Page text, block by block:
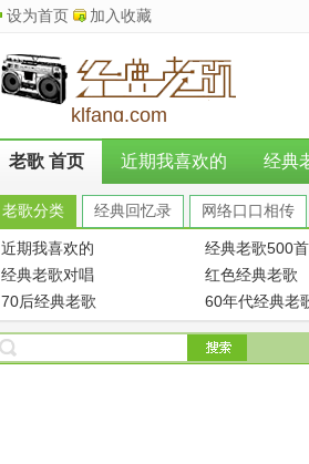
设为首页 加入收藏
klfang.com
老歌 首页 近期我喜欢的 经典
老歌分类 经典回忆录 网络口口相传
近期我喜欢的 经典老歌500首
经典老歌对唱
红色经典老歌
70后经典老歌
60年代经典老